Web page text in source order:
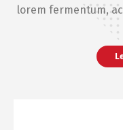
lorem fermentum,